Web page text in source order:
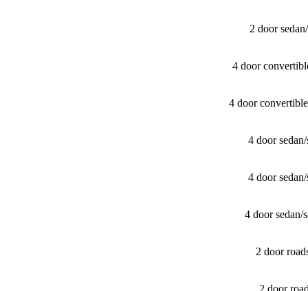
2 door
4 door
4 door
4 door
4 door
4 door
2 door
2 door